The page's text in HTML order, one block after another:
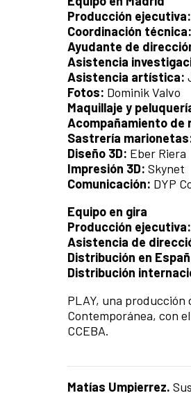
Producción ejecutiva:
Coordinación técnica:
Ayudante de
Asistencia
Asistencia artística:
Fotos: Dominik Valvo
Maquillaje y
Acompañamiento de
Sastrería
Diseño 3D: Eber Riera
Impresión 3D: Skynet
Comunicación: DYP
Equipo en gira
Producción ejecutiva:
Asistencia de
Distribución en
Distribución
PLAY, una
Contemporánea, con
CCEBA.
Matías Umpierrez.